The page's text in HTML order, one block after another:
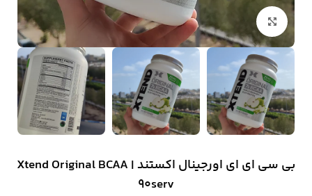
بزرگنمایی تصویر
بی سی ای ای اورجینال اکستند | Xtend Original BCAA
90serv